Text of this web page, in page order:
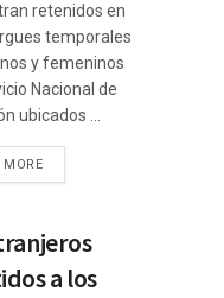
retenidos en
temporales
y femeninos
Nacional de
ubicados ...
MORE
a los